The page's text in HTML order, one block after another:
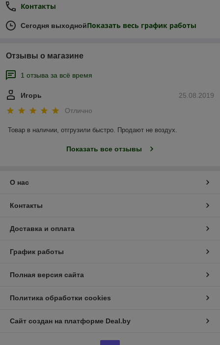
Контакты
Сегодня выходнойПоказать весь график работы
Отзывы о магазине
1 отзыва за всё время
25.08.2019
Игорь
Отлично
Товар в наличии, отгрузили быстро. Продают не воздух.
Показать все отзывы
О нас
Контакты
Доставка и оплата
График работы
Полная версия сайта
Политика обработки cookies
Сайт создан на платформе Deal.by